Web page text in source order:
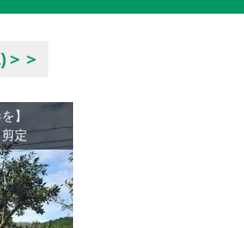
＞＞
】
定